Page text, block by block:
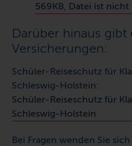
569KB, Datei ist nicht
Darüber hinaus gibt
Versicherungen:
Schüler-Reiseschutz für
Schleswig-Holstein:
Schüler-Reiseschutz für
Schleswig-Holstein
Bei Fragen wenden Sie